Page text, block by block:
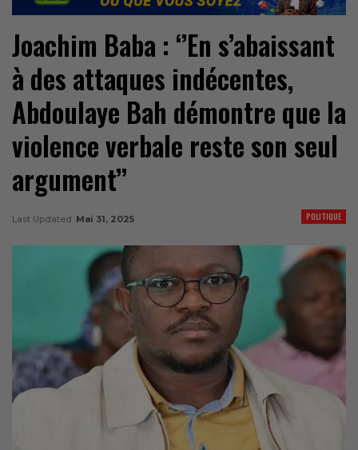
Joachim Baba : ‘’En s’abaissant
à des attaques indécentes,
Abdoulaye Bah démontre que la
violence verbale reste son seul
argument’’
POLITIQUE
Last Updated Mai 31, 2025